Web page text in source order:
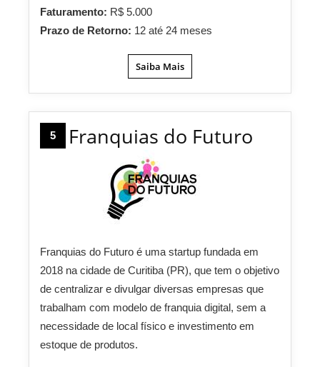
Faturamento: R$ 5.000
Prazo de Retorno: 12 até 24 meses
Saiba Mais
5 Franquias do Futuro
Franquias do Futuro é uma startup fundada em
2018 na cidade de Curitiba (PR), que tem o objetivo
de centralizar e divulgar diversas empresas que
trabalham com modelo de franquia digital, sem a
necessidade de local físico e investimento em
estoque de produtos.